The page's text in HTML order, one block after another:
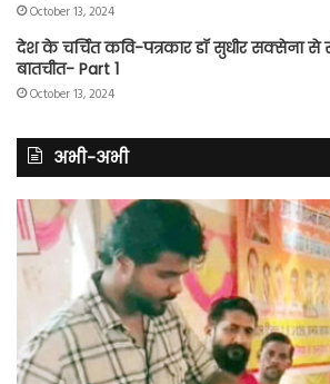
October 13, 2024
देश के चर्चित कवि-पत्रकार डॉ सुधीर सक्सेना
बातचीत- Part 1
October 13, 2024
अभी-अभी